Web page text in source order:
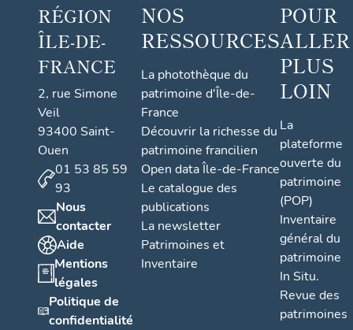
RÉGION
ÎLE-DE-
FRANCE
2, rue Simone
Veil
93400 Saint-
Ouen
01 53 85 59
93
Nous
contacter
Aide
Mentions
légales
Politique de
confidentialité
NOS
RESSOURCES
La photothèque du
patrimoine d'Île-de-
France
Découvrir la richesse du
patrimoine francilien
Open data Île-de-France
Le catalogue des
publications
La newsletter
Patrimoines et
Inventaire
POUR
ALLER
PLUS
LOIN
La
plateforme
ouverte du
patrimoine
(POP)
Inventaire
général du
patrimoine
In Situ.
Revue des
patrimoines